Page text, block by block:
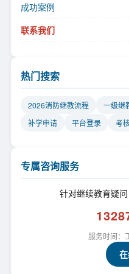
成功案例
联系我们
热门搜索
2026消防继教流程 一级继
补学申请
平台登录 考
专属咨询服务
针对继续教育疑
服务时间：